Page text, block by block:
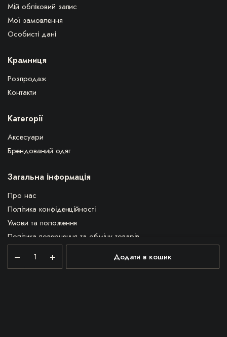
«Лісові
Чорти»
Додати в кошик
Мій обліковий запис
Мої замовлення
Особисті дані
Крамниця
Розпродаж
Контакти
Категорії
Аксесуари
Брендований одяг
Загальна інформація
Про нас
Політика конфіденційності
Умови та положення
Політика повернення та обміну товарів
Надати відгук про сайт